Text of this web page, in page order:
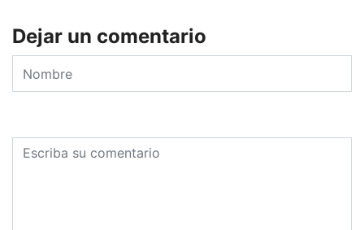
Dejar un comentario